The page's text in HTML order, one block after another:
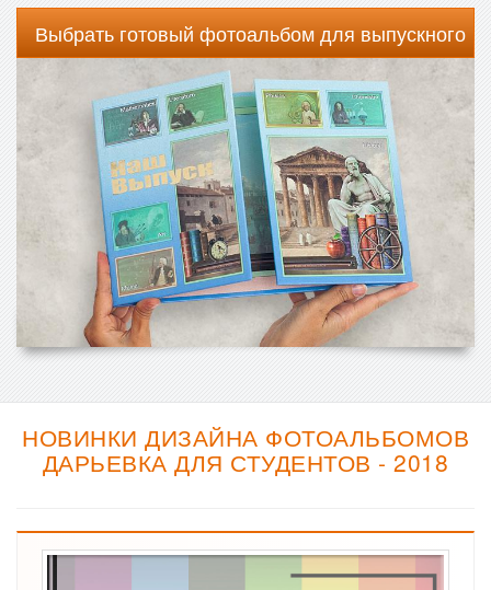
Выбрать готовый фотоальбом для выпускного
НОВИНКИ ДИЗАЙНА ФОТОАЛЬБОМОВ
ДАРЬЕВКА ДЛЯ СТУДЕНТОВ - 2018